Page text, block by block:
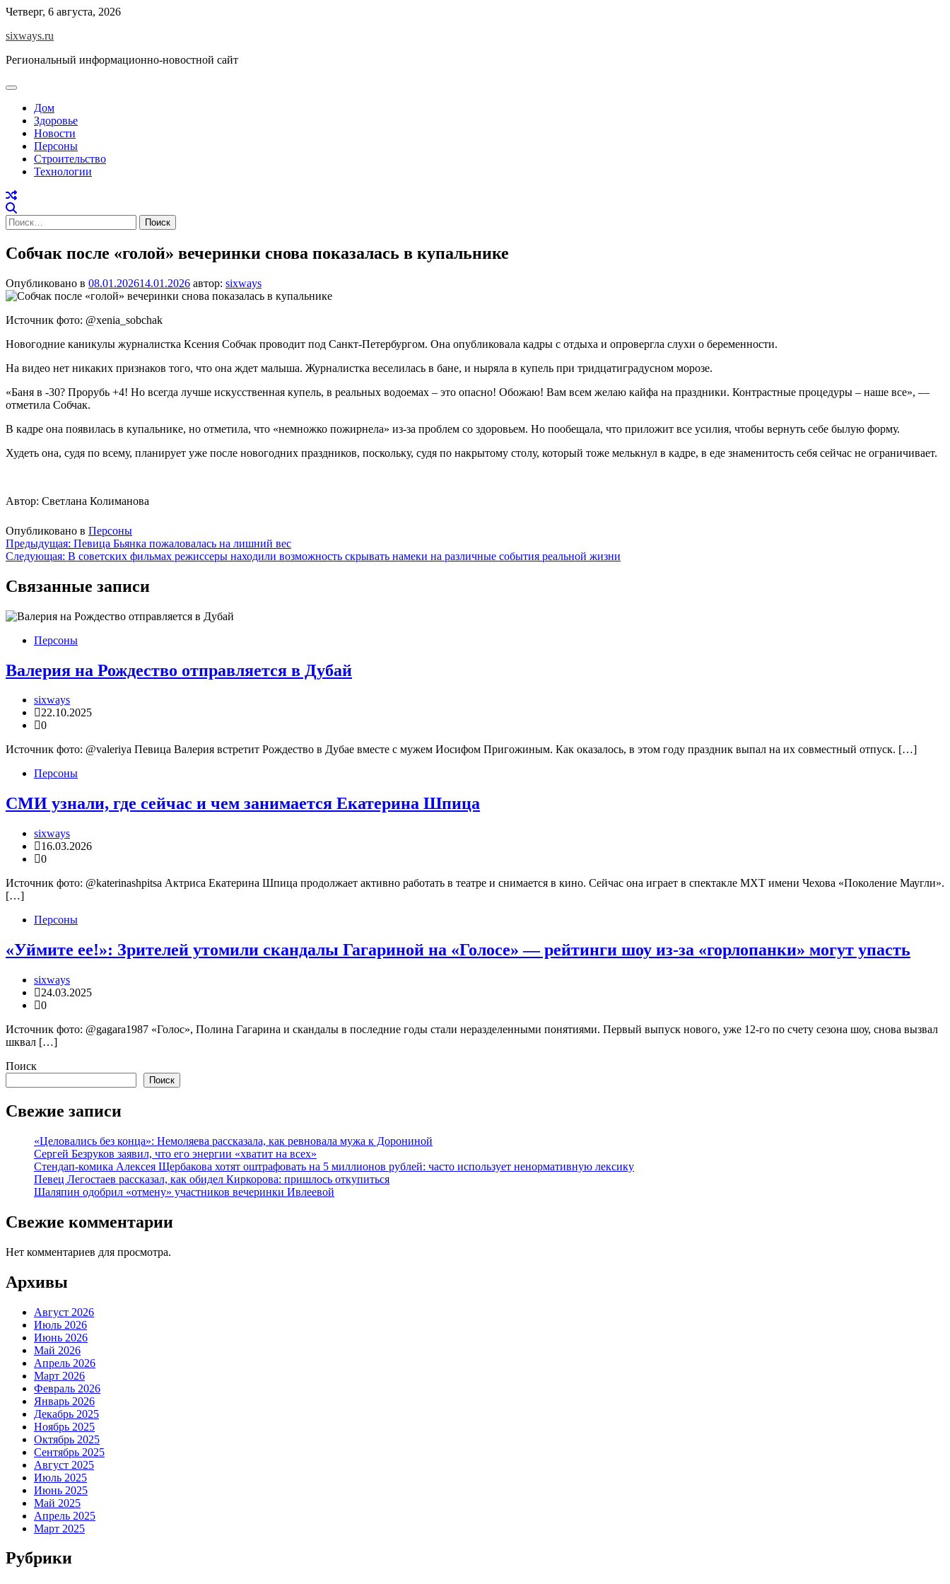
Перейти
содержимому
Четверг, 6 августа, 2026
sixways.ru
Региональный информационно-новостной сайт
Дом
Здоровье
Новости
Персоны
Строительство
Технологии
Найти:
Собчак после «голой» вечеринки снова показалась в купальнике
Опубликовано в 08.01.202614.01.2026 автор: sixways
Источник фото: @xenia_sobchak
Новогодние каникулы журналистка Ксения Собчак проводит под Санкт-Петербургом. Она опубликовала кадры с отдыха и опровергла слухи о беременности.
На видео нет никаких признаков того, что она ждет малыша. Журналистка веселилась в бане, и ныряла в купель при тридцатиградусном морозе.
«Баня в -30? Прорубь +4! Но всегда лучше искусственная купель, в реальных водоемах – это опасно! Обожаю! Вам всем желаю кайфа на праздники. Контрастные процедуры – наше все», —
отметила Собчак.
В кадре она появилась в купальнике, но отметила, что «немножко пожирнела» из-за проблем со здоровьем. Но пообещала, что приложит все усилия, чтобы вернуть себе былую форму.
Худеть она, судя по всему, планирует уже после новогодних праздников, поскольку, судя по накрытому столу, который тоже мелькнул в кадре, в еде знаменитость себя сейчас не ограничивает.
Автор: Светлана Колиманова
Опубликовано в Персоны
Навигация
по
записям
Предыдущая: Певица Бьянка пожаловалась на лишний вес
Следующая: В советских фильмах режиссеры находили возможность скрывать намеки на различные события реальной жизни
Связанные записи
Персоны
Валерия на Рождество отправляется в Дубай
sixways
22.10.2025
0
Источник фото: @valeriya Певица Валерия встретит Рождество в Дубае вместе с мужем Иосифом Пригожиным. Как оказалось, в этом году праздник выпал на их совместный отпуск. […]
Персоны
СМИ узнали, где сейчас и чем занимается Екатерина Шпица
sixways
16.03.2026
0
Источник фото: @katerinashpitsa Актриса Екатерина Шпица продолжает активно работать в театре и снимается в кино. Сейчас она играет в спектакле МХТ имени Чехова «Поколение Маугли».
[…]
Персоны
«Уймите ее!»: Зрителей утомили скандалы Гагариной на «Голосе» — рейтинги шоу из-за «горлопанки» могут упасть
sixways
24.03.2025
0
Источник фото: @gagara1987 «Голос», Полина Гагарина и скандалы в последние годы стали неразделенными понятиями. Первый выпуск нового, уже 12-го по счету сезона шоу, снова вызвал
шквал […]
Поиск
Поиск
Свежие записи
«Целовались без конца»: Немоляева рассказала, как ревновала мужа к Дорониной
Сергей Безруков заявил, что его энергии «хватит на всех»
Стендап-комика Алексея Щербакова хотят оштрафовать на 5 миллионов рублей: часто использует ненормативную лексику
Певец Легостаев рассказал, как обидел Киркорова: пришлось откупиться
Шаляпин одобрил «отмену» участников вечеринки Ивлеевой
Свежие комментарии
Нет комментариев для просмотра.
Архивы
Август 2026
Июль 2026
Июнь 2026
Май 2026
Апрель 2026
Март 2026
Февраль 2026
Январь 2026
Декабрь 2025
Ноябрь 2025
Октябрь 2025
Сентябрь 2025
Август 2025
Июль 2025
Июнь 2025
Май 2025
Апрель 2025
Март 2025
Рубрики